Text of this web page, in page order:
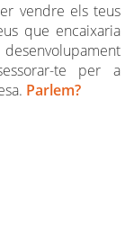
vendre els teus
que encaixaria
te per a
Parlem?